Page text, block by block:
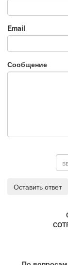
Email
Сообщение
Оставить ответ